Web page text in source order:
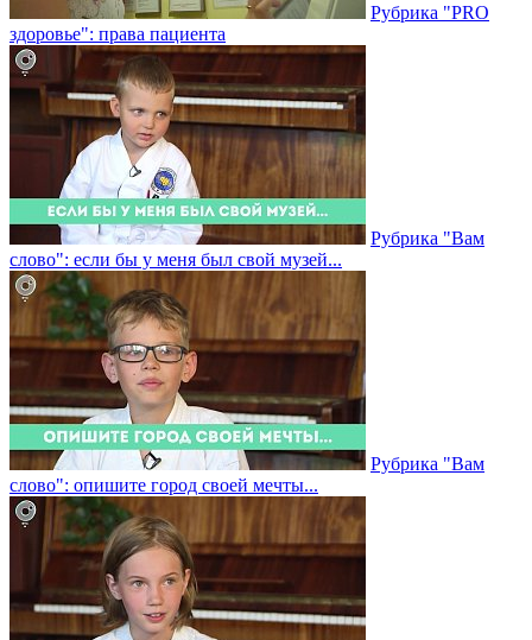
Рубрика "PRO
здоровье": права пациента
Рубрика "Вам
слово": если бы у меня был свой музей...
Рубрика "Вам
слово": опишите город своей мечты...